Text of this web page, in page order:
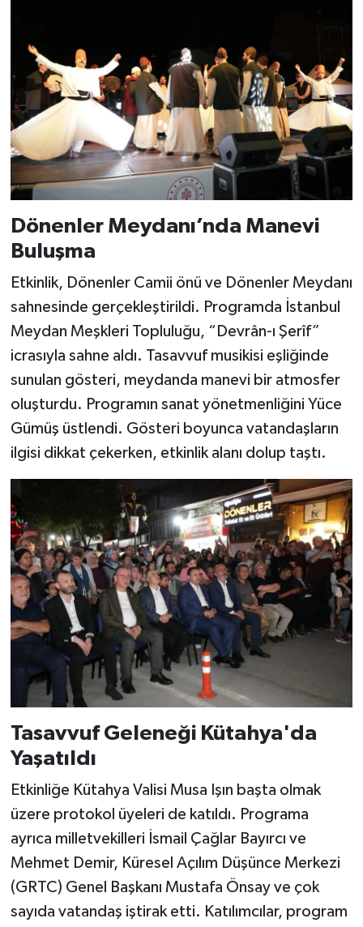
Dönenler Meydanı’nda Manevi
Buluşma
Etkinlik, Dönenler Camii önü ve Dönenler Meydanı
sahnesinde gerçekleştirildi. Programda İstanbul
Meydan Meşkleri Topluluğu, “Devrân-ı Şerîf”
icrasıyla sahne aldı. Tasavvuf musikisi eşliğinde
sunulan gösteri, meydanda manevi bir atmosfer
oluşturdu. Programın sanat yönetmenliğini Yüce
Gümüş üstlendi. Gösteri boyunca vatandaşların
ilgisi dikkat çekerken, etkinlik alanı dolup taştı.
Tasavvuf Geleneği Kütahya'da
Yaşatıldı
Etkinliğe Kütahya Valisi Musa Işın başta olmak
üzere protokol üyeleri de katıldı. Programa
ayrıca milletvekilleri İsmail Çağlar Bayırcı ve
Mehmet Demir, Küresel Açılım Düşünce Merkezi
(GRTC) Genel Başkanı Mustafa Önsay ve çok
sayıda vatandaş iştirak etti. Katılımcılar, program